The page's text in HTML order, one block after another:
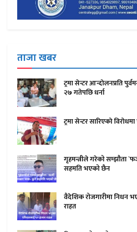
ताजा खबर
ट्रमा सेन्टर आन्दाेलनप्रति
२७ गतेपछि धर्ना
ट्रमा सेन्टर सारिएकाे विराेधमा
गृहमन्त्रीले गरेको सम्झौता
सहमति भएको छैन
वैदेशिक रोजगारीमा निधन
राहत